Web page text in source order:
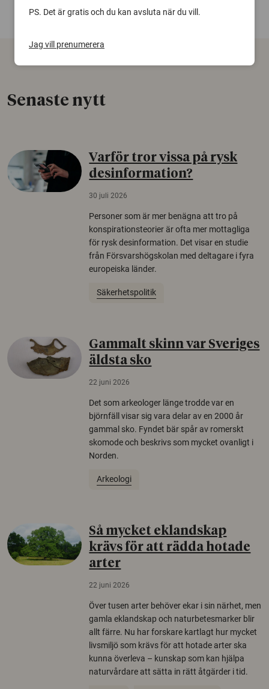
Senaste nytt
Varför tror vissa på rysk
desinformation?
30 juli 2026
Personer som är mer benägna att tro på
konspirationsteorier är ofta mer mottagliga
för rysk desinformation. Det visar en studie
från Försvarshögskolan med deltagare i fyra
europeiska länder.
Säkerhetspolitik
Gammalt skinn var Sveriges
äldsta sko
22 juni 2026
Det som arkeologer länge trodde var en
björnfäll visar sig vara delar av en 2000 år
gammal sko. Fyndet bär spår av romerskt
skomode och beskrivs som mycket ovanligt i
Norden.
Arkeologi
Så mycket eklandskap
krävs för att rädda hotade
arter
22 juni 2026
Över tusen arter behöver ekar i sin närhet, men
gamla eklandskap och naturbetesmarker blir
allt färre. Nu har forskare kartlagt hur mycket
livsmiljö som krävs för att hotade arter ska
kunna överleva – kunskap som kan hjälpa
naturvårdare att sätta in rätt åtgärder i tid.
PS. Det är gratis och du kan avsluta när du vill.
Jag vill prenumerera